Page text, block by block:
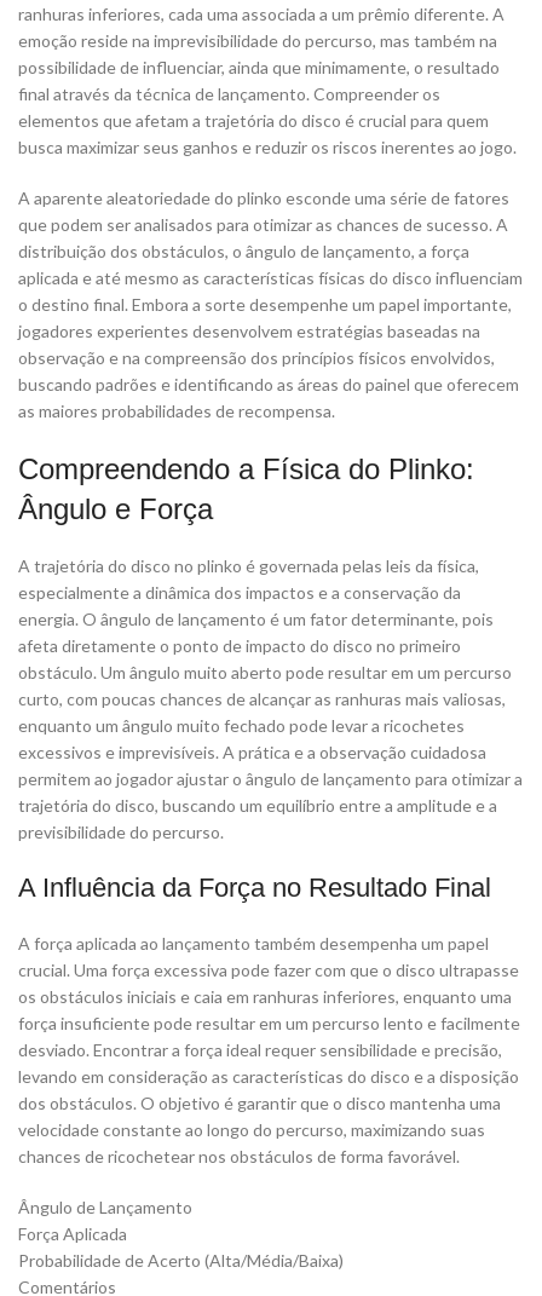
ranhuras inferiores, cada uma associada a um prêmio diferente. A
emoção reside na imprevisibilidade do percurso, mas também na
possibilidade de influenciar, ainda que minimamente, o resultado
final através da técnica de lançamento. Compreender os
elementos que afetam a trajetória do disco é crucial para quem
busca maximizar seus ganhos e reduzir os riscos inerentes ao jogo.
A aparente aleatoriedade do plinko esconde uma série de fatores
que podem ser analisados para otimizar as chances de sucesso. A
distribuição dos obstáculos, o ângulo de lançamento, a força
aplicada e até mesmo as características físicas do disco influenciam
o destino final. Embora a sorte desempenhe um papel importante,
jogadores experientes desenvolvem estratégias baseadas na
observação e na compreensão dos princípios físicos envolvidos,
buscando padrões e identificando as áreas do painel que oferecem
as maiores probabilidades de recompensa.
Compreendendo a Física do Plinko:
Ângulo e Força
A trajetória do disco no plinko é governada pelas leis da física,
especialmente a dinâmica dos impactos e a conservação da
energia. O ângulo de lançamento é um fator determinante, pois
afeta diretamente o ponto de impacto do disco no primeiro
obstáculo. Um ângulo muito aberto pode resultar em um percurso
curto, com poucas chances de alcançar as ranhuras mais valiosas,
enquanto um ângulo muito fechado pode levar a ricochetes
excessivos e imprevisíveis. A prática e a observação cuidadosa
permitem ao jogador ajustar o ângulo de lançamento para otimizar a
trajetória do disco, buscando um equilíbrio entre a amplitude e a
previsibilidade do percurso.
A Influência da Força no Resultado Final
A força aplicada ao lançamento também desempenha um papel
crucial. Uma força excessiva pode fazer com que o disco ultrapasse
os obstáculos iniciais e caia em ranhuras inferiores, enquanto uma
força insuficiente pode resultar em um percurso lento e facilmente
desviado. Encontrar a força ideal requer sensibilidade e precisão,
levando em consideração as características do disco e a disposição
dos obstáculos. O objetivo é garantir que o disco mantenha uma
velocidade constante ao longo do percurso, maximizando suas
chances de ricochetear nos obstáculos de forma favorável.
Ângulo de Lançamento
Força Aplicada
Probabilidade de Acerto (Alta/Média/Baixa)
Comentários